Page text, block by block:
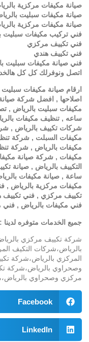
صيانة مكيفات مركزية
صيانة مكيفات سبليت
صيانة مكيفات مركزية
فني تركيب مكيفات سبليت
فني تكييف مركزي
فني تكييف هندي
فني صيانة مكيفات سبليت
اتصل ونوفرلك كل كل
ارقام صيانة مكيفات
اصلاحها , افضل شركة
ساعه , تنظيف مكيفات
شركات تكييف بالرياض ,
مكيفات السبلت , شركة
مكيفات بالرياض , شركة
مكيفات , شركة صيانة
ساعة , صيانة مكيفات
مكيفات مركزية بالرياض ,
تكييف مركزي , فني تكييف
فني مكيفات بالرياض ,
جميع الخدمات متوفره
شركة تكييف مركزي
بالرياض،شركات التكيف
المركزي بالرياض،شركة
وصحراوي بالرياض،شركة
مركزي وصحراوي
Facebook
LinkedIn